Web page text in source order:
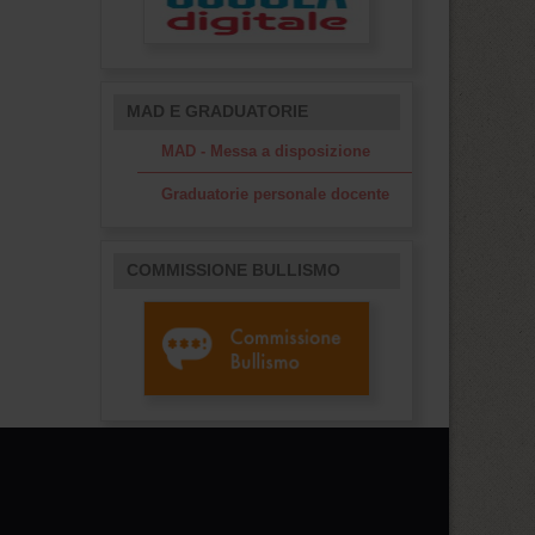
MAD E GRADUATORIE
MAD - Messa a disposizione
Graduatorie personale docente
COMMISSIONE BULLISMO